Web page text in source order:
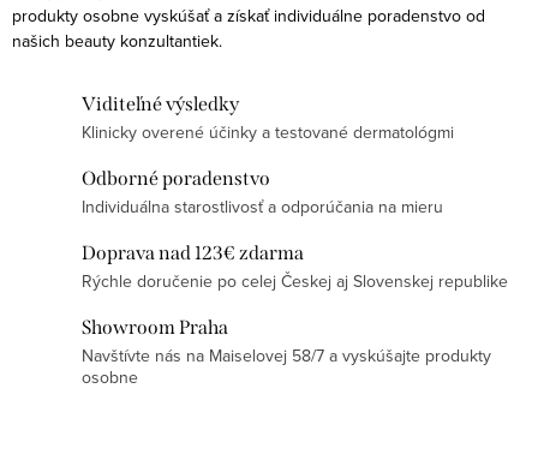
v
k
a
produkty osobne vyskúšať a získať individuálne poradenstvo od
našich beauty konzultantiek.
Viditeľné výsledky
Klinicky overené účinky a testované dermatológmi
Odborné poradenstvo
Individuálna starostlivosť a odporúčania na mieru
Doprava nad 123€ zdarma
Rýchle doručenie po celej Českej aj Slovenskej republike
Showroom Praha
Navštívte nás na Maiselovej 58/7 a vyskúšajte produkty
osobne